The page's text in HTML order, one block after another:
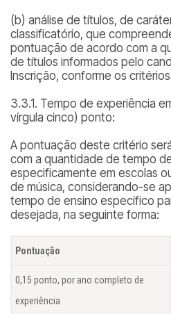
(b) análise de títulos, de
classificatório, que
pontuação de acordo com a
de títulos informados pelo
Inscrição, conforme os
3.3.1. Tempo de experiência
vírgula cinco) ponto:
A pontuação deste critério
com a quantidade de tempo
especificamente em escolas
de música, considerando-se
tempo de ensino específico
desejada, na seguinte forma:
Pontuação
0,15 ponto, por ano completo de
experiência